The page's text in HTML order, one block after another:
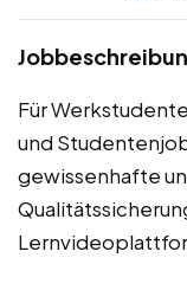
Für
und
gewissenhafte